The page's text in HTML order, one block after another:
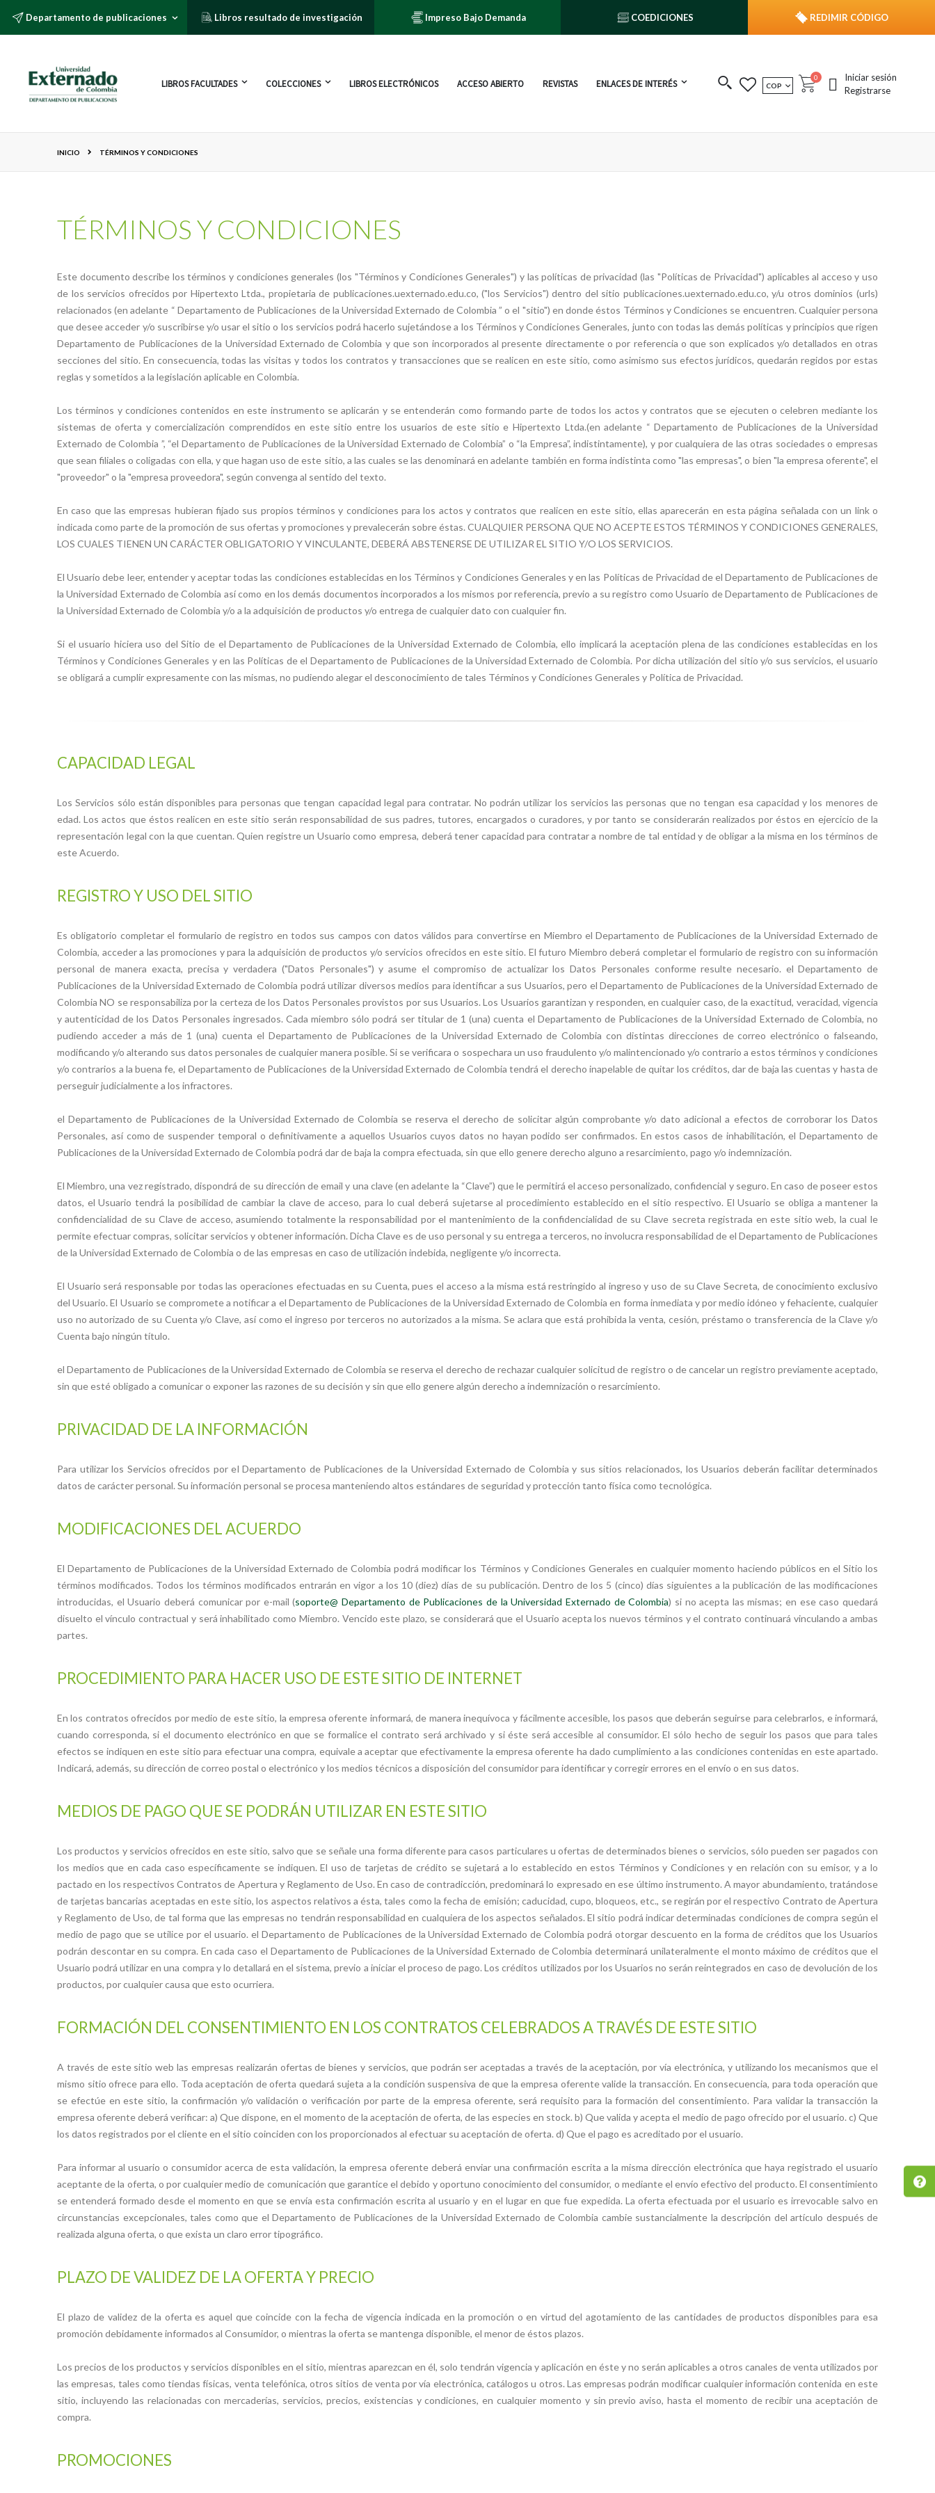
Departamento de publicaciones Libros resultado de investigación Impreso Bajo Demanda COEDICIONES REDIMIR CÓDIGO
LIBROS FACULTADES COLECCIONES LIBROS ELECTRÓNICOS ACCESO ABIERTO REVISTAS ENLACES DE INTERÉS MONEDA
COP Cart
0 publicacionesIniciar sesión
Registrarse
INICIO TÉRMINOS Y CONDICIONES
TÉRMINOS Y CONDICIONES
Este documento describe los términos y condiciones generales (los "Términos y Condiciones Generales") y las políticas de privacidad (las "Políticas de Privacidad") aplicables al acceso y uso
de los servicios ofrecidos por Hipertexto Ltda., propietaria de publicaciones.uexternado.edu.co, ("los Servicios") dentro del sitio publicaciones.uexternado.edu.co, y/u otros dominios (urls)
relacionados (en adelante “ Departamento de Publicaciones de la Universidad Externado de Colombia ” o el "sitio") en donde éstos Términos y Condiciones se encuentren. Cualquier persona
que desee acceder y/o suscribirse y/o usar el sitio o los servicios podrá hacerlo sujetándose a los Términos y Condiciones Generales, junto con todas las demás políticas y principios que rigen
Departamento de Publicaciones de la Universidad Externado de Colombia y que son incorporados al presente directamente o por referencia o que son explicados y/o detallados en otras
secciones del sitio. En consecuencia, todas las visitas y todos los contratos y transacciones que se realicen en este sitio, como asimismo sus efectos jurídicos, quedarán regidos por estas
reglas y sometidos a la legislación aplicable en Colombia.
Los términos y condiciones contenidos en este instrumento se aplicarán y se entenderán como formando parte de todos los actos y contratos que se ejecuten o celebren mediante los
sistemas de oferta y comercialización comprendidos en este sitio entre los usuarios de este sitio e Hipertexto Ltda.(en adelante “ Departamento de Publicaciones de la Universidad
Externado de Colombia ”, “el Departamento de Publicaciones de la Universidad Externado de Colombia” o “la Empresa”, indistintamente), y por cualquiera de las otras sociedades o empresas
que sean filiales o coligadas con ella, y que hagan uso de este sitio, a las cuales se las denominará en adelante también en forma indistinta como "las empresas", o bien "la empresa oferente", el
"proveedor" o la "empresa proveedora", según convenga al sentido del texto.
En caso que las empresas hubieran fijado sus propios términos y condiciones para los actos y contratos que realicen en este sitio, ellas aparecerán en esta página señalada con un link o
indicada como parte de la promoción de sus ofertas y promociones y prevalecerán sobre éstas. CUALQUIER PERSONA QUE NO ACEPTE ESTOS TÉRMINOS Y CONDICIONES GENERALES,
LOS CUALES TIENEN UN CARÁCTER OBLIGATORIO Y VINCULANTE, DEBERÁ ABSTENERSE DE UTILIZAR EL SITIO Y/O LOS SERVICIOS.
El Usuario debe leer, entender y aceptar todas las condiciones establecidas en los Términos y Condiciones Generales y en las Políticas de Privacidad de el Departamento de Publicaciones de
la Universidad Externado de Colombia así como en los demás documentos incorporados a los mismos por referencia, previo a su registro como Usuario de Departamento de Publicaciones de
la Universidad Externado de Colombia y/o a la adquisición de productos y/o entrega de cualquier dato con cualquier fin.
Si el usuario hiciera uso del Sitio de el Departamento de Publicaciones de la Universidad Externado de Colombia, ello implicará la aceptación plena de las condiciones establecidas en los
Términos y Condiciones Generales y en las Políticas de el Departamento de Publicaciones de la Universidad Externado de Colombia. Por dicha utilización del sitio y/o sus servicios, el usuario
se obligará a cumplir expresamente con las mismas, no pudiendo alegar el desconocimiento de tales Términos y Condiciones Generales y Política de Privacidad.
CAPACIDAD LEGAL
Los Servicios sólo están disponibles para personas que tengan capacidad legal para contratar. No podrán utilizar los servicios las personas que no tengan esa capacidad y los menores de
edad. Los actos que éstos realicen en este sitio serán responsabilidad de sus padres, tutores, encargados o curadores, y por tanto se considerarán realizados por éstos en ejercicio de la
representación legal con la que cuentan. Quien registre un Usuario como empresa, deberá tener capacidad para contratar a nombre de tal entidad y de obligar a la misma en los términos de
este Acuerdo.
REGISTRO Y USO DEL SITIO
Es obligatorio completar el formulario de registro en todos sus campos con datos válidos para convertirse en Miembro el Departamento de Publicaciones de la Universidad Externado de
Colombia, acceder a las promociones y para la adquisición de productos y/o servicios ofrecidos en este sitio. El futuro Miembro deberá completar el formulario de registro con su información
personal de manera exacta, precisa y verdadera ("Datos Personales") y asume el compromiso de actualizar los Datos Personales conforme resulte necesario. el Departamento de
Publicaciones de la Universidad Externado de Colombia podrá utilizar diversos medios para identificar a sus Usuarios, pero el Departamento de Publicaciones de la Universidad Externado de
Colombia NO se responsabiliza por la certeza de los Datos Personales provistos por sus Usuarios. Los Usuarios garantizan y responden, en cualquier caso, de la exactitud, veracidad, vigencia
y autenticidad de los Datos Personales ingresados. Cada miembro sólo podrá ser titular de 1 (una) cuenta el Departamento de Publicaciones de la Universidad Externado de Colombia, no
pudiendo acceder a más de 1 (una) cuenta el Departamento de Publicaciones de la Universidad Externado de Colombia con distintas direcciones de correo electrónico o falseando,
modificando y/o alterando sus datos personales de cualquier manera posible. Si se verificara o sospechara un uso fraudulento y/o malintencionado y/o contrario a estos términos y condiciones
y/o contrarios a la buena fe, el Departamento de Publicaciones de la Universidad Externado de Colombia tendrá el derecho inapelable de quitar los créditos, dar de baja las cuentas y hasta de
perseguir judicialmente a los infractores.
el Departamento de Publicaciones de la Universidad Externado de Colombia se reserva el derecho de solicitar algún comprobante y/o dato adicional a efectos de corroborar los Datos
Personales, así como de suspender temporal o definitivamente a aquellos Usuarios cuyos datos no hayan podido ser confirmados. En estos casos de inhabilitación, el Departamento de
Publicaciones de la Universidad Externado de Colombia podrá dar de baja la compra efectuada, sin que ello genere derecho alguno a resarcimiento, pago y/o indemnización.
El Miembro, una vez registrado, dispondrá de su dirección de email y una clave (en adelante la “Clave”) que le permitirá el acceso personalizado, confidencial y seguro. En caso de poseer estos
datos, el Usuario tendrá la posibilidad de cambiar la clave de acceso, para lo cual deberá sujetarse al procedimiento establecido en el sitio respectivo. El Usuario se obliga a mantener la
confidencialidad de su Clave de acceso, asumiendo totalmente la responsabilidad por el mantenimiento de la confidencialidad de su Clave secreta registrada en este sitio web, la cual le
permite efectuar compras, solicitar servicios y obtener información. Dicha Clave es de uso personal y su entrega a terceros, no involucra responsabilidad de el Departamento de Publicaciones
de la Universidad Externado de Colombia o de las empresas en caso de utilización indebida, negligente y/o incorrecta.
El Usuario será responsable por todas las operaciones efectuadas en su Cuenta, pues el acceso a la misma está restringido al ingreso y uso de su Clave Secreta, de conocimiento exclusivo
del Usuario. El Usuario se compromete a notificar a el Departamento de Publicaciones de la Universidad Externado de Colombia en forma inmediata y por medio idóneo y fehaciente, cualquier
uso no autorizado de su Cuenta y/o Clave, así como el ingreso por terceros no autorizados a la misma. Se aclara que está prohibida la venta, cesión, préstamo o transferencia de la Clave y/o
Cuenta bajo ningún título.
el Departamento de Publicaciones de la Universidad Externado de Colombia se reserva el derecho de rechazar cualquier solicitud de registro o de cancelar un registro previamente aceptado,
sin que esté obligado a comunicar o exponer las razones de su decisión y sin que ello genere algún derecho a indemnización o resarcimiento.
PRIVACIDAD DE LA INFORMACIÓN
Para utilizar los Servicios ofrecidos por el Departamento de Publicaciones de la Universidad Externado de Colombia y sus sitios relacionados, los Usuarios deberán facilitar determinados
datos de carácter personal. Su información personal se procesa manteniendo altos estándares de seguridad y protección tanto física como tecnológica.
MODIFICACIONES DEL ACUERDO
El Departamento de Publicaciones de la Universidad Externado de Colombia podrá modificar los Términos y Condiciones Generales en cualquier momento haciendo públicos en el Sitio los
términos modificados. Todos los términos modificados entrarán en vigor a los 10 (diez) días de su publicación. Dentro de los 5 (cinco) días siguientes a la publicación de las modificaciones
introducidas, el Usuario deberá comunicar por e-mail (soporte@ Departamento de Publicaciones de la Universidad Externado de Colombia) si no acepta las mismas; en ese caso quedará
disuelto el vínculo contractual y será inhabilitado como Miembro. Vencido este plazo, se considerará que el Usuario acepta los nuevos términos y el contrato continuará vinculando a ambas
partes.
PROCEDIMIENTO PARA HACER USO DE ESTE SITIO DE INTERNET
En los contratos ofrecidos por medio de este sitio, la empresa oferente informará, de manera inequívoca y fácilmente accesible, los pasos que deberán seguirse para celebrarlos, e informará,
cuando corresponda, si el documento electrónico en que se formalice el contrato será archivado y si éste será accesible al consumidor. El sólo hecho de seguir los pasos que para tales
efectos se indiquen en este sitio para efectuar una compra, equivale a aceptar que efectivamente la empresa oferente ha dado cumplimiento a las condiciones contenidas en este apartado.
Indicará, además, su dirección de correo postal o electrónico y los medios técnicos a disposición del consumidor para identificar y corregir errores en el envío o en sus datos.
MEDIOS DE PAGO QUE SE PODRÁN UTILIZAR EN ESTE SITIO
Los productos y servicios ofrecidos en este sitio, salvo que se señale una forma diferente para casos particulares u ofertas de determinados bienes o servicios, sólo pueden ser pagados con
los medios que en cada caso específicamente se indiquen. El uso de tarjetas de crédito se sujetará a lo establecido en estos Términos y Condiciones y en relación con su emisor, y a lo
pactado en los respectivos Contratos de Apertura y Reglamento de Uso. En caso de contradicción, predominará lo expresado en ese último instrumento. A mayor abundamiento, tratándose
de tarjetas bancarias aceptadas en este sitio, los aspectos relativos a ésta, tales como la fecha de emisión; caducidad, cupo, bloqueos, etc., se regirán por el respectivo Contrato de Apertura
y Reglamento de Uso, de tal forma que las empresas no tendrán responsabilidad en cualquiera de los aspectos señalados. El sitio podrá indicar determinadas condiciones de compra según el
medio de pago que se utilice por el usuario. el Departamento de Publicaciones de la Universidad Externado de Colombia podrá otorgar descuento en la forma de créditos que los Usuarios
podrán descontar en su compra. En cada caso el Departamento de Publicaciones de la Universidad Externado de Colombia determinará unilateralmente el monto máximo de créditos que el
Usuario podrá utilizar en una compra y lo detallará en el sistema, previo a iniciar el proceso de pago. Los créditos utilizados por los Usuarios no serán reintegrados en caso de devolución de los
productos, por cualquier causa que esto ocurriera.
FORMACIÓN DEL CONSENTIMIENTO EN LOS CONTRATOS CELEBRADOS A TRAVÉS DE ESTE SITIO
A través de este sitio web las empresas realizarán ofertas de bienes y servicios, que podrán ser aceptadas a través de la aceptación, por vía electrónica, y utilizando los mecanismos que el
mismo sitio ofrece para ello. Toda aceptación de oferta quedará sujeta a la condición suspensiva de que la empresa oferente valide la transacción. En consecuencia, para toda operación que
se efectúe en este sitio, la confirmación y/o validación o verificación por parte de la empresa oferente, será requisito para la formación del consentimiento. Para validar la transacción la
empresa oferente deberá verificar: a) Que dispone, en el momento de la aceptación de oferta, de las especies en stock. b) Que valida y acepta el medio de pago ofrecido por el usuario. c) Que
los datos registrados por el cliente en el sitio coinciden con los proporcionados al efectuar su aceptación de oferta. d) Que el pago es acreditado por el usuario.
Para informar al usuario o consumidor acerca de esta validación, la empresa oferente deberá enviar una confirmación escrita a la misma dirección electrónica que haya registrado el usuario
aceptante de la oferta, o por cualquier medio de comunicación que garantice el debido y oportuno conocimiento del consumidor, o mediante el envío efectivo del producto. El consentimiento
se entenderá formado desde el momento en que se envía esta confirmación escrita al usuario y en el lugar en que fue expedida. La oferta efectuada por el usuario es irrevocable salvo en
circunstancias excepcionales, tales como que el Departamento de Publicaciones de la Universidad Externado de Colombia cambie sustancialmente la descripción del artículo después de
realizada alguna oferta, o que exista un claro error tipográfico.
PLAZO DE VALIDEZ DE LA OFERTA Y PRECIO
El plazo de validez de la oferta es aquel que coincide con la fecha de vigencia indicada en la promoción o en virtud del agotamiento de las cantidades de productos disponibles para esa
promoción debidamente informados al Consumidor, o mientras la oferta se mantenga disponible, el menor de éstos plazos.
Los precios de los productos y servicios disponibles en el sitio, mientras aparezcan en él, solo tendrán vigencia y aplicación en éste y no serán aplicables a otros canales de venta utilizados por
las empresas, tales como tiendas físicas, venta telefónica, otros sitios de venta por vía electrónica, catálogos u otros. Las empresas podrán modificar cualquier información contenida en este
sitio, incluyendo las relacionadas con mercaderías, servicios, precios, existencias y condiciones, en cualquier momento y sin previo aviso, hasta el momento de recibir una aceptación de
compra.
PROMOCIONES